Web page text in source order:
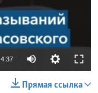
4:37
Прямая ссылка